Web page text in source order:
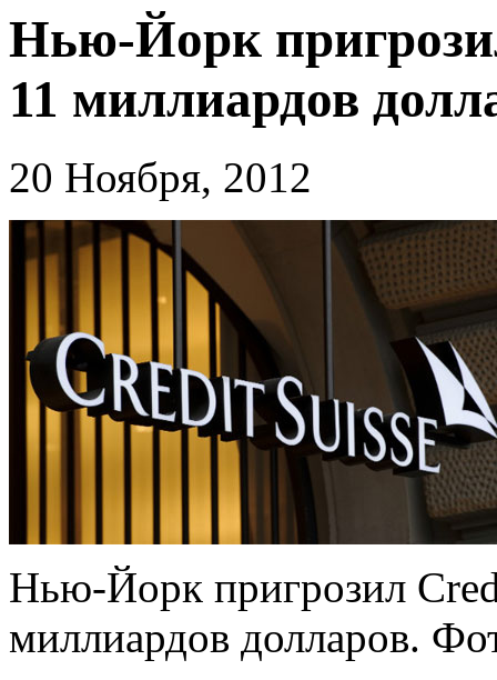
Нью-Йорк
11 миллиардов
20 Ноября, 2012
Нью-Йорк пригрозил
миллиардов долларов.